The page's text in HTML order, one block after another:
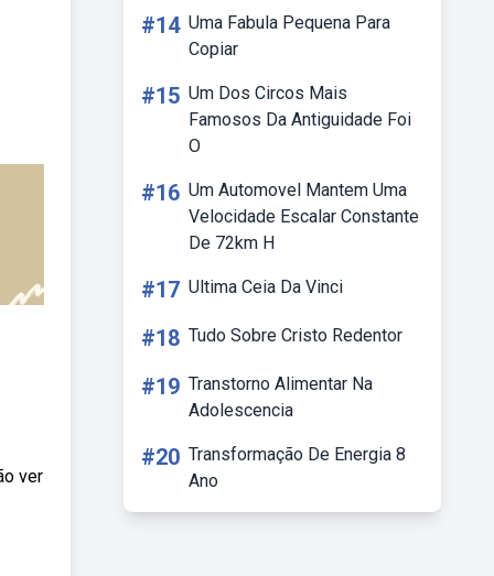
ver
#14 Uma Fabula Pequena Para
Copiar
#15 Um Dos Circos Mais
Famosos Da Antiguidade Foi
O
#16 Um Automovel Mantem Uma
Velocidade Escalar Constante
De 72km H
#17 Ultima Ceia Da Vinci
#18 Tudo Sobre Cristo Redentor
#19 Transtorno Alimentar Na
Adolescencia
#20 Transformação De Energia 8
Ano